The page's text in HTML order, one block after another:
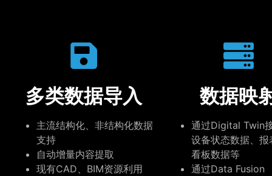
多类数据导入
主流结构化、非结构化数据
支持
自动增量内容提取
现有CAD、BIM资源利用
数据映
通过Digital Twin
设备状态数据、报
看板数据等
通过Data Fusion